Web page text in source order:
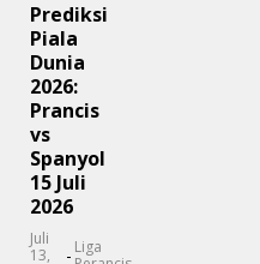
Prediksi
Piala
Dunia
2026:
Prancis
vs
Spanyol
15 Juli
2026
Juli
13,
- Liga